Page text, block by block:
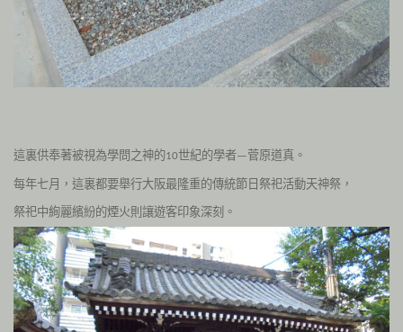
這裏供奉著被視為學問之神的10世紀的學者—菅原道真。
每年七月，這裏都要舉行大阪最隆重的傳統節日祭祀活動天神祭 ，
祭祀中絢麗繽紛的煙火則讓遊客印象深刻。